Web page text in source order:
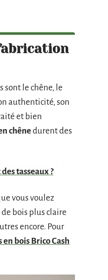
sont le chêne, le
authenticité, son
et bien
chênedurent des
tasseaux ?
vous voulez
bois plus claire
encore. Pour
bois Brico Cash